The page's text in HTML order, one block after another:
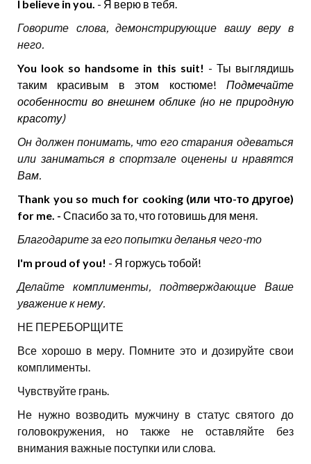
I believe in you. - Я верю в тебя.
Говорите слова, демонстрирующие вашу веру в
него.
You look so handsome in this suit! - Ты выглядишь
таким красивым в этом костюме! Подмечайте
особенности во внешнем облике (но не природную
красоту)
Он должен понимать, что его старания одеваться
или заниматься в спортзале оценены и нравятся
Вам.
Thank you so much for cooking (или что-то другое)
for me. - Спасибо за то, что готовишь для меня.
Благодарите за его попытки деланья чего-то
I'm proud of you! - Я горжусь тобой!
Делайте комплименты, подтверждающие Ваше
уважение к нему.
НЕ ПЕРЕБОРЩИТЕ
Все хорошо в меру. Помните это и дозируйте свои
комплименты.
Чувствуйте грань.
Не нужно возводить мужчину в статус святого до
головокружения, но также не оставляйте без
внимания важные поступки или слова.